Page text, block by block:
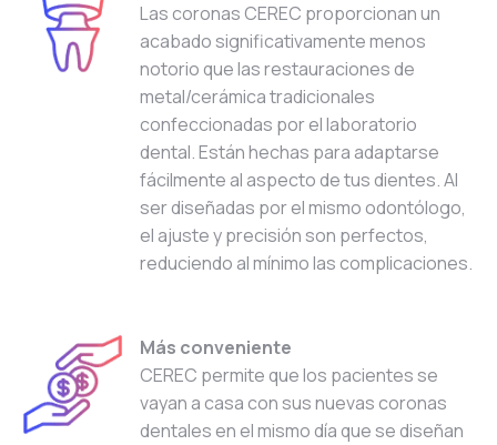
Las coronas CEREC proporcionan un
acabado significativamente menos
notorio que las restauraciones de
metal/cerámica tradicionales
confeccionadas por el laboratorio
dental. Están hechas para adaptarse
fácilmente al aspecto de tus dientes. Al
ser diseñadas por el mismo odontólogo,
el ajuste y precisión son perfectos,
reduciendo al mínimo las complicaciones.
Más conveniente
CEREC permite que los pacientes se
vayan a casa con sus nuevas coronas
dentales en el mismo día que se diseñan